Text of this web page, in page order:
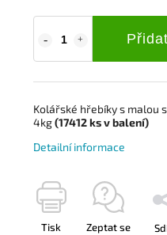
Kolářské hřebíky s malou
4kg(17412ksv balení)
Detailní informace
Tisk Zeptat se